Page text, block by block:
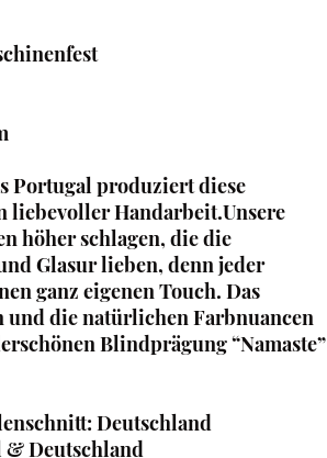
Portugal produziert diese
liebevoller Handarbeit.Unsere
höher schlagen, die die
Glasur lieben, denn jeder
ganz eigenen Touch. Das
die natürlichen Farbnuancen
Blindprägung “Namaste”
Deutschland
& Deutschland